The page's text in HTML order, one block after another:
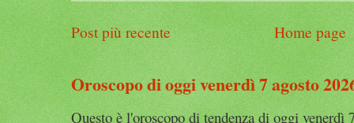
Post più recente Home page
Oroscopo di oggi venerdì 7 agosto
Questo è l'oroscopo di tendenza di oggi venerdì